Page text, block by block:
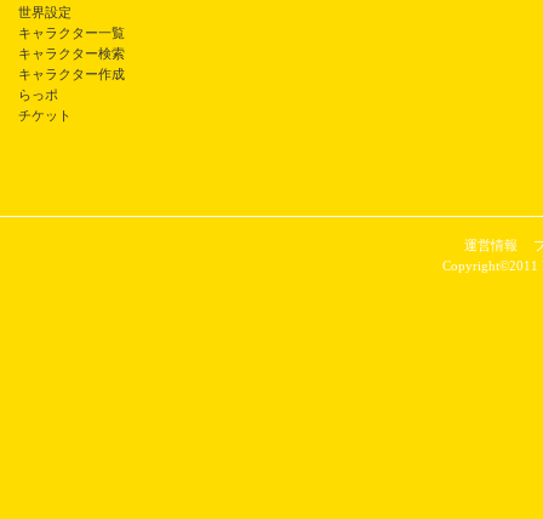
世界設定
キャラクター一覧
キャラクター検索
キャラクター作成
らっポ
チケット
運営情報
Copyright©2011